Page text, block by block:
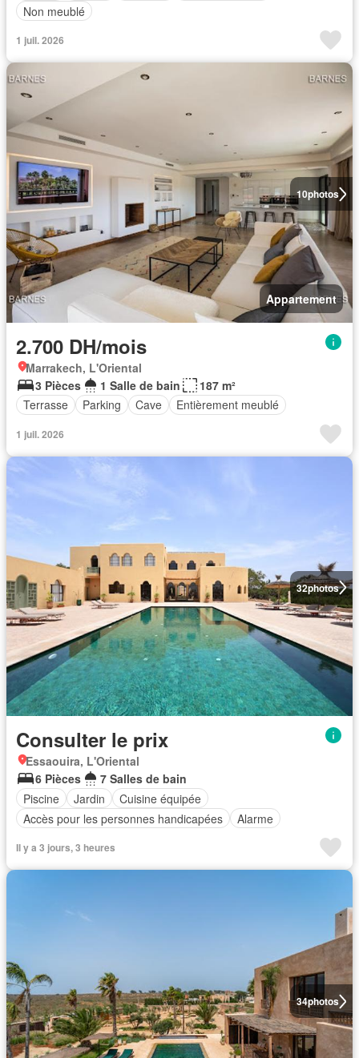
Non meublé
1 juil. 2026
10photos
Appartement
2.700 DH/mois
Marrakech, L'Oriental
3 Pièces
1 Salle de bain
187 m²
Terrasse
Parking Cave Entièrement meublé
1 juil. 2026
32photos
Consulter le prix
Essaouira, L'Oriental
6 Pièces
7 Salles de bain
Piscine
Jardin
Cuisine équipée
Accès pour les personnes handicapées
Alarme
Il y a 3 jours, 3 heures
34photos